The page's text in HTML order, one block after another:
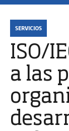
SERVICIOS
ISO/
a las